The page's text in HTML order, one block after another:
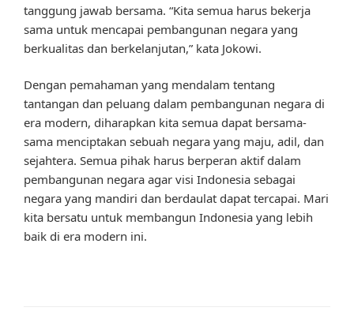
tanggung jawab bersama. “Kita semua harus bekerja
sama untuk mencapai pembangunan negara yang
berkualitas dan berkelanjutan,” kata Jokowi.
Dengan pemahaman yang mendalam tentang
tantangan dan peluang dalam pembangunan negara di
era modern, diharapkan kita semua dapat bersama-
sama menciptakan sebuah negara yang maju, adil, dan
sejahtera. Semua pihak harus berperan aktif dalam
pembangunan negara agar visi Indonesia sebagai
negara yang mandiri dan berdaulat dapat tercapai. Mari
kita bersatu untuk membangun Indonesia yang lebih
baik di era modern ini.